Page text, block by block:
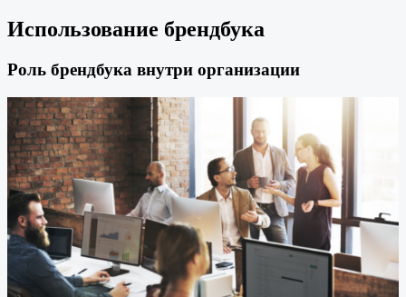
Использование брендбука
Роль брендбука внутри организации